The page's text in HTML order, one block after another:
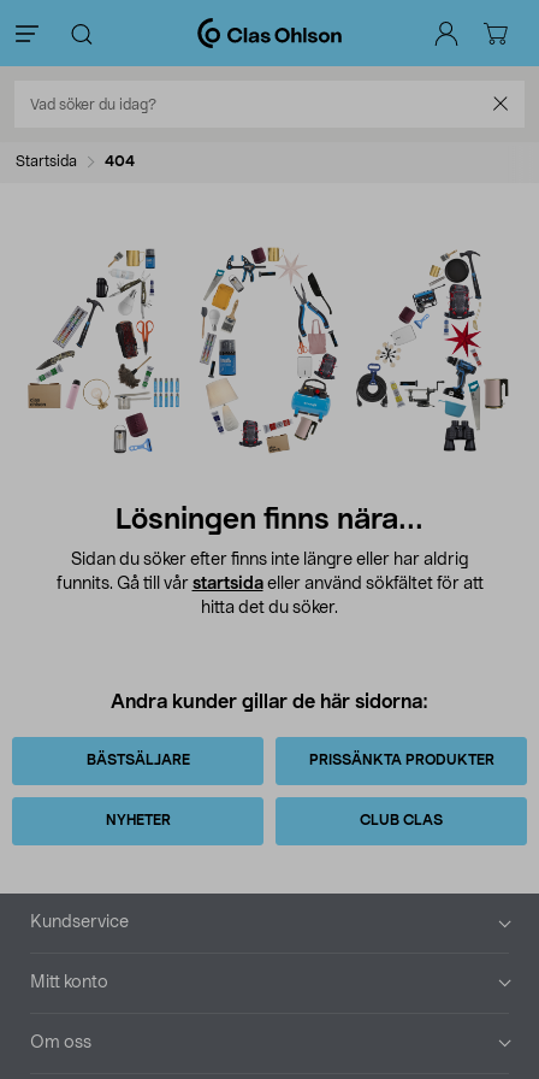
Startsida 404
Lösningen finns nära...
Sidan du söker efter finns inte längre eller har aldrig
funnits. Gå till vår startsidaeller använd sökfältet för att
hitta det du söker.
Andra kunder gillar de här sidorna:
BÄSTSÄLJARE PRISSÄNKTA PRODUKTER
NYHETER CLUB CLAS
Sidfot
Kundservice
Mitt konto
Om oss